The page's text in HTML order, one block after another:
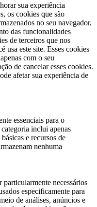
sua experiência
os cookies que são
no seu navegador,
das funcionalidades
de terceiros que nos
usa este site. Esses cookies
com o seu
de cancelar esses cookies.
afetar sua experiência de
essenciais para o
inclui apenas
e recursos de
nenhuma
particularmente necessários
​​especificamente para
de análises, anúncios e